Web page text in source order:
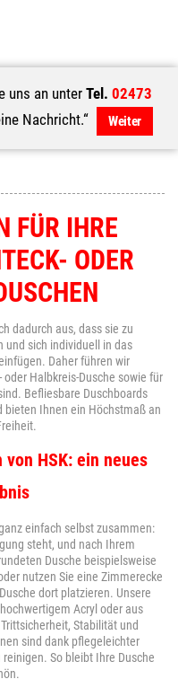
uns an unterTel. 02473
Nachricht.“ Weiter
FÜR IHRE
ODER
dadurch aus, dass sie zu
und sich individuell in das
Daher führen wir
Halbkreis-Dusche sowie für
Befliesbare Duschboards
bieten Ihnen ein Höchstmaß an
von HSK: ein neues
einfach selbst zusammen:
steht, und nach Ihrem
Dusche beispielsweise
nutzen Sie eine Zimmerecke
dort platzieren. Unsere
Acryl oder aus
Stabilität und
sind dank pflegeleichter
So bleibt Ihre Dusche